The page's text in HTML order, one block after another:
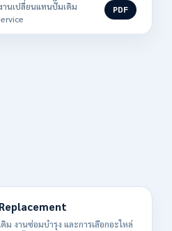
านเปลี่ยนแทนปั๊มเดิม
PDF
ม งานซ่อมบำรุง และการเลือกอะไหล่